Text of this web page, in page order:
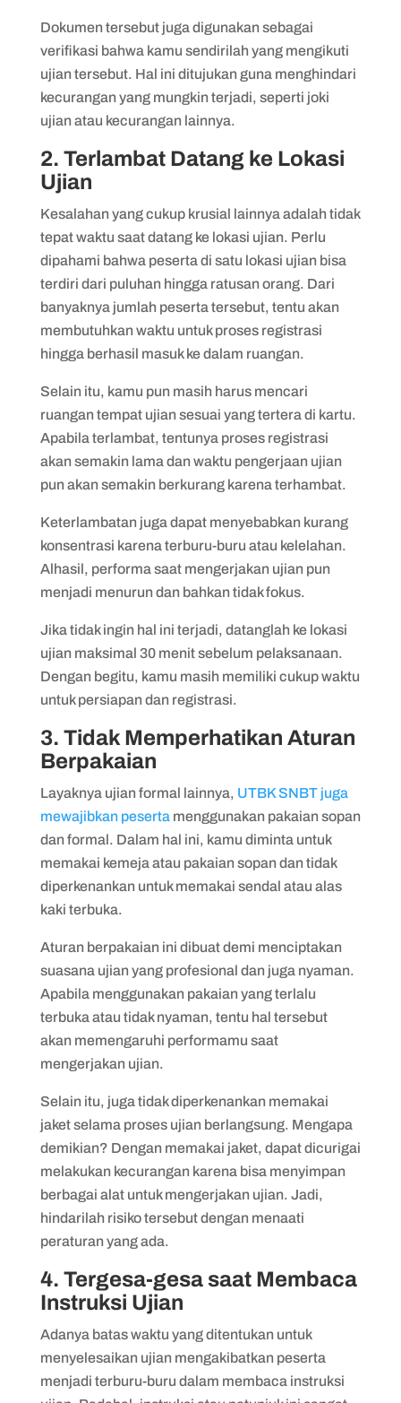
Dokumen tersebut juga digunakan sebagai
verifikasi bahwa kamu sendirilah yang mengikuti
ujian tersebut. Hal ini ditujukan guna menghindari
kecurangan yang mungkin terjadi, seperti joki
ujian atau kecurangan lainnya.
2. Terlambat Datang ke Lokasi
Ujian
Kesalahan yang cukup krusial lainnya adalah tidak
tepat waktu saat datang ke lokasi ujian. Perlu
dipahami bahwa peserta di satu lokasi ujian bisa
terdiri dari puluhan hingga ratusan orang. Dari
banyaknya jumlah peserta tersebut, tentu akan
membutuhkan waktu untuk proses registrasi
hingga berhasil masuk ke dalam ruangan.
Selain itu, kamu pun masih harus mencari
ruangan tempat ujian sesuai yang tertera di kartu.
Apabila terlambat, tentunya proses registrasi
akan semakin lama dan waktu pengerjaan ujian
pun akan semakin berkurang karena terhambat.
Keterlambatan juga dapat menyebabkan kurang
konsentrasi karena terburu-buru atau kelelahan.
Alhasil, performa saat mengerjakan ujian pun
menjadi menurun dan bahkan tidak fokus.
Jika tidak ingin hal ini terjadi, datanglah ke lokasi
ujian maksimal 30 menit sebelum pelaksanaan.
Dengan begitu, kamu masih memiliki cukup waktu
untuk persiapan dan registrasi.
3. Tidak Memperhatikan Aturan
Berpakaian
Layaknya ujian formal lainnya, UTBK SNBT juga
mewajibkan pesertamenggunakan pakaian sopan
dan formal. Dalam hal ini, kamu diminta untuk
memakai kemeja atau pakaian sopan dan tidak
diperkenankan untuk memakai sendal atau alas
kaki terbuka.
Aturan berpakaian ini dibuat demi menciptakan
suasana ujian yang profesional dan juga nyaman.
Apabila menggunakan pakaian yang terlalu
terbuka atau tidak nyaman, tentu hal tersebut
akan memengaruhi performamu saat
mengerjakan ujian.
Selain itu, juga tidak diperkenankan memakai
jaket selama proses ujian berlangsung. Mengapa
demikian? Dengan memakai jaket, dapat dicurigai
melakukan kecurangan karena bisa menyimpan
berbagai alat untuk mengerjakan ujian. Jadi,
hindarilah risiko tersebut dengan menaati
peraturan yang ada.
4. Tergesa-gesa saat Membaca
Instruksi Ujian
Adanya batas waktu yang ditentukan untuk
menyelesaikan ujian mengakibatkan peserta
menjadi terburu-buru dalam membaca instruksi